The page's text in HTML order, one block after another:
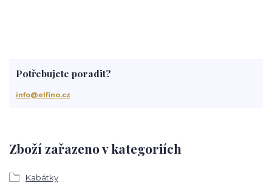
Zboží zařazeno v kategoriích
Kabátky
Potřebujete poradit?
info@elfino.cz